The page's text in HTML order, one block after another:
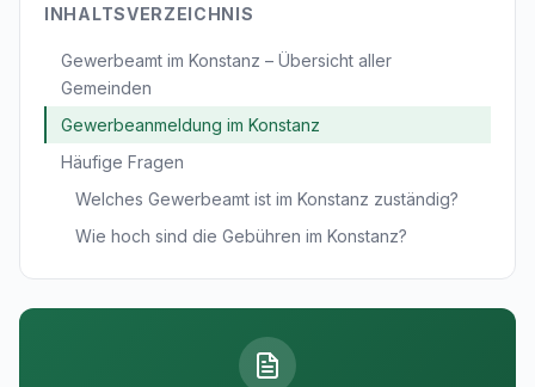
INHALTSVERZEICHNIS
Gewerbeamt im Konstanz – Übersicht aller
Gemeinden
Gewerbeanmeldung im Konstanz
Häufige Fragen
Welches Gewerbeamt ist im Konstanz zuständig?
Wie hoch sind die Gebühren im Konstanz?